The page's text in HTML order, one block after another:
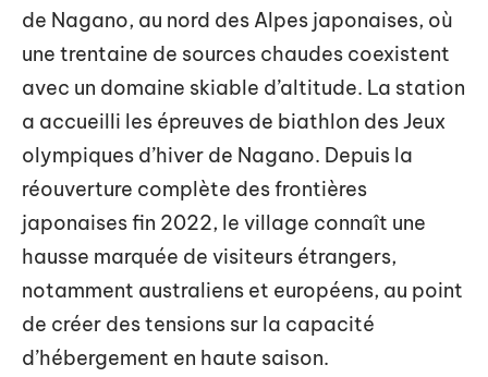
de Nagano, au nord des Alpes japonaises, où
une trentaine de sources chaudes coexistent
avec un domaine skiable d’altitude. La station
a accueilli les épreuves de biathlon des Jeux
olympiques d’hiver de Nagano. Depuis la
réouverture complète des frontières
japonaises fin 2022, le village connaît une
hausse marquée de visiteurs étrangers,
notamment australiens et européens, au point
de créer des tensions sur la capacité
d’hébergement en haute saison.